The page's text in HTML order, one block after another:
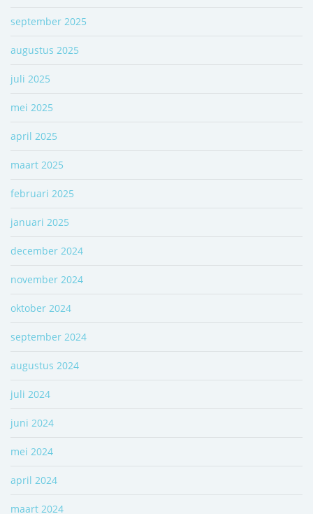
september 2025
augustus 2025
juli 2025
mei 2025
april 2025
maart 2025
februari 2025
januari 2025
december 2024
november 2024
oktober 2024
september 2024
augustus 2024
juli 2024
juni 2024
mei 2024
april 2024
maart 2024